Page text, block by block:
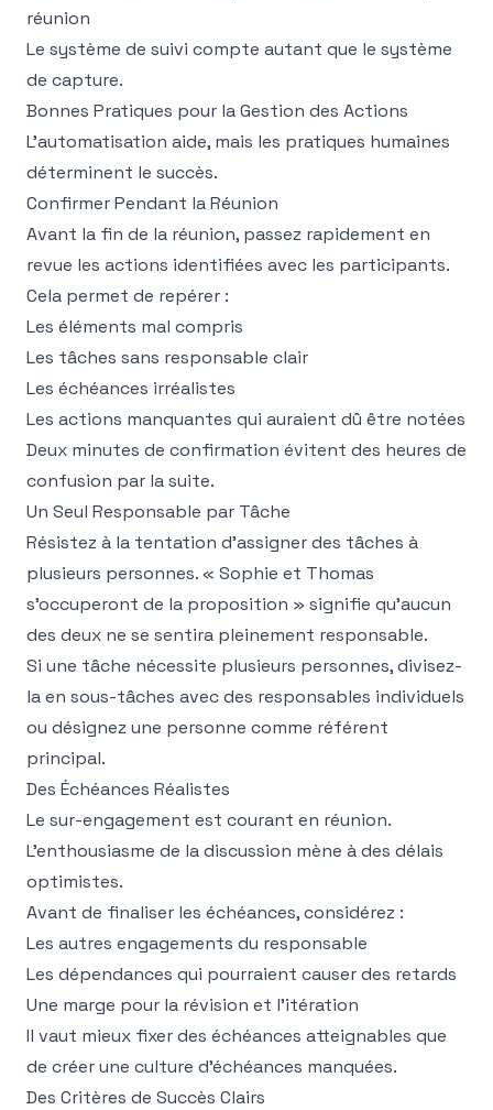
réunion
Le système de suivi compte autant que le système
de capture.
Bonnes Pratiques pour la Gestion des Actions
L'automatisation aide, mais les pratiques humaines
déterminent le succès.
Confirmer Pendant la Réunion
Avant la fin de la réunion, passez rapidement en
revue les actions identifiées avec les participants.
Cela permet de repérer :
Les éléments mal compris
Les tâches sans responsable clair
Les échéances irréalistes
Les actions manquantes qui auraient dû être notées
Deux minutes de confirmation évitent des heures de
confusion par la suite.
Un Seul Responsable par Tâche
Résistez à la tentation d'assigner des tâches à
plusieurs personnes. « Sophie et Thomas
s'occuperont de la proposition » signifie qu'aucun
des deux ne se sentira pleinement responsable.
Si une tâche nécessite plusieurs personnes, divisez-
la en sous-tâches avec des responsables individuels
ou désignez une personne comme référent
principal.
Des Échéances Réalistes
Le sur-engagement est courant en réunion.
L'enthousiasme de la discussion mène à des délais
optimistes.
Avant de finaliser les échéances, considérez :
Les autres engagements du responsable
Les dépendances qui pourraient causer des retards
Une marge pour la révision et l'itération
Il vaut mieux fixer des échéances atteignables que
de créer une culture d'échéances manquées.
Des Critères de Succès Clairs